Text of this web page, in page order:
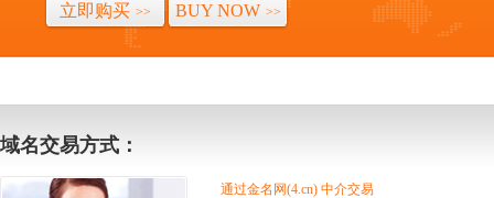
立即购买 >> BUY NOW >>
域名交易方式：
通过金名网(4.cn) 中介交易